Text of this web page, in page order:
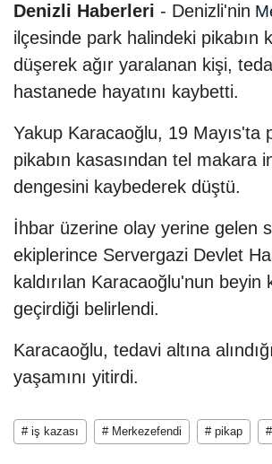
Denizli Haberleri - Denizli'nin
ilçesinde park halindeki pikabın
düşerek ağır yaralanan kişi,
hastanede hayatını kaybetti.
Yakup Karacaoğlu, 19 Mayıs'ta
pikabın kasasından tel makara
dengesini kaybederek düştü.
İhbar üzerine olay yerine gelen
ekiplerince Servergazi Devlet
kaldırılan Karacaoğlu'nun beyin
geçirdiği belirlendi.
Karacaoğlu, tedavi altına
yaşamını yitirdi.
# iş kazası # Merkezefendi # pikap